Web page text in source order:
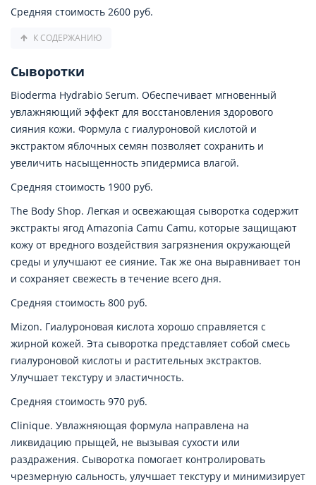
Средняя стоимость 2600 руб.
К СОДЕРЖАНИЮ
Сыворотки
Bioderma Hydrabio Serum. Обеспечивает мгновенный
увлажняющий эффект для восстановления здорового
сияния кожи. Формула с гиалуроновой кислотой и
экстрактом яблочных семян позволяет сохранить и
увеличить насыщенность эпидермиса влагой.
Средняя стоимость 1900 руб.
The Body Shop. Легкая и освежающая сыворотка содержит
экстракты ягод Amazonia Camu Camu, которые защищают
кожу от вредного воздействия загрязнения окружающей
среды и улучшают ее сияние. Так же она выравнивает тон
и сохраняет свежесть в течение всего дня.
Средняя стоимость 800 руб.
Mizon. Гиалуроновая кислота хорошо справляется с
жирной кожей. Эта сыворотка представляет собой смесь
гиалуроновой кислоты и растительных экстрактов.
Улучшает текстуру и эластичность.
Средняя стоимость 970 руб.
Clinique. Увлажняющая формула направлена на
ликвидацию прыщей, не вызывая сухости или
раздражения. Сыворотка помогает контролировать
чрезмерную сальность, улучшает текстуру и минимизирует